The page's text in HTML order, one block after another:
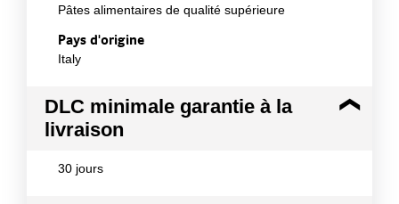
Pâtes alimentaires de qualité supérieure
Pays d'origine
Italy
DLC minimale garantie à la
livraison
30 jours